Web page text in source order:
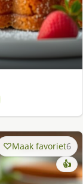
Maak favoriet6
👍